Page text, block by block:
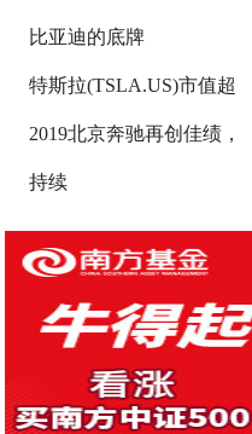
比亚迪的底牌
特斯拉(TSLA.US)市值超
2019北京奔驰再创佳绩，
持续